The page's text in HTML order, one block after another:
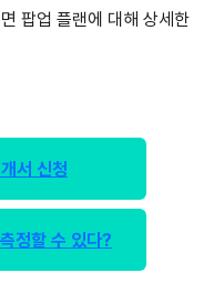
팝업 플랜에 대해 상세한
서 신청
정할 수 있다?